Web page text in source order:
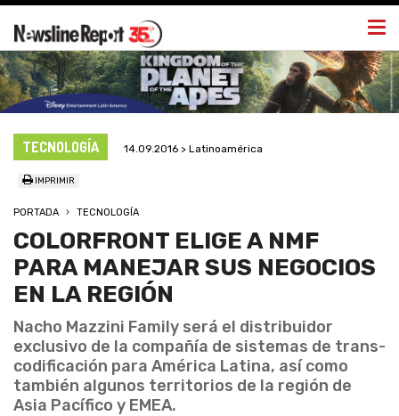
TECNOLOGÍA 14.09.2016 > Latinoamérica
IMPRIMIR
PORTADA TECNOLOGÍA
COLORFRONT ELIGE A NMF
PARA MANEJAR SUS NEGOCIOS
EN LA REGIÓN
Nacho Mazzini Family será el distribuidor
exclusivo de la compañía de sistemas de trans-
codificación para América Latina, así como
también algunos territorios de la región de
Asia Pacífico y EMEA.